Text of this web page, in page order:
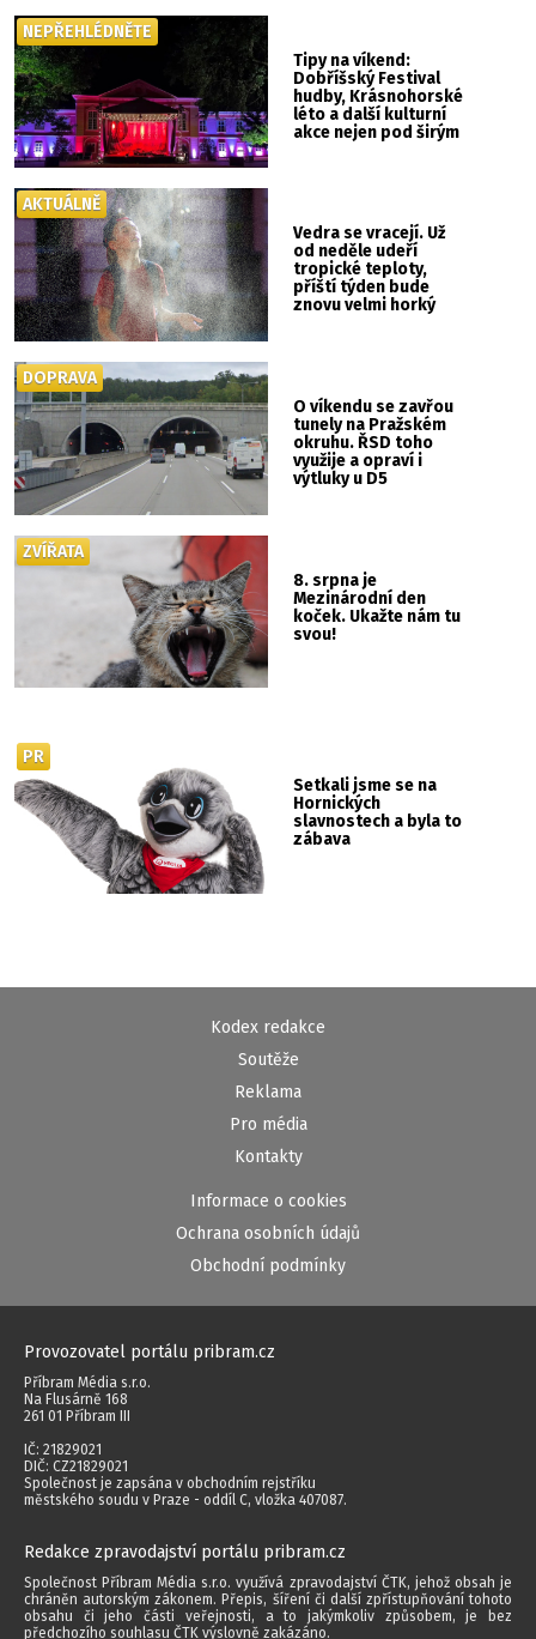
Tipy na víkend:
Dobříšský Festival
hudby, Krásnohorské
léto a další kulturní
akce nejen pod širým
NEPŘEHLÉDNĚTE
Vedra se vracejí. Už
od neděle udeří
tropické teploty,
příští týden bude
znovu velmi horký
AKTUÁLNĚ
O víkendu se zavřou
tunely na Pražském
okruhu. ŘSD toho
využije a opraví i
výtluky u D5
DOPRAVA
8. srpna je
Mezinárodní den
koček. Ukažte nám tu
svou!
ZVÍŘATA
Setkali jsme se na
Hornických
slavnostech a byla to
zábava
PR
Kodex redakce
Soutěže
Reklama
Pro média
Kontakty
Informace o cookies
Ochrana osobních údajů
Obchodní podmínky
Provozovatel portálu pribram.cz
Příbram Média s.r.o.
Na Flusárně 168
261 01 Příbram III
IČ: 21829021
DIČ: CZ21829021
Společnost je zapsána v obchodním rejstříku
městského soudu v Praze - oddíl C, vložka 407087.
Redakce zpravodajství portálu pribram.cz
Společnost Příbram Média s.r.o. využívá zpravodajství ČTK, jehož obsah je
chráněn autorským zákonem. Přepis, šíření či další zpřístupňování tohoto
obsahu či jeho části veřejnosti, a to jakýmkoliv způsobem, je bez
předchozího souhlasu ČTK výslovně zakázáno.